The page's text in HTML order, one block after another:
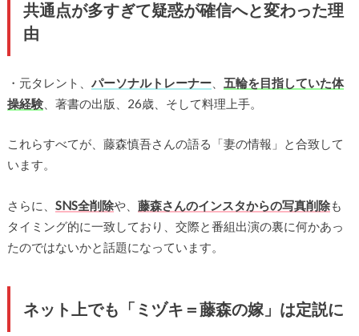
共通点が多すぎて疑惑が確信へと変わった理
由
・元タレント、 パーソナルトレーナー、 五輪を目指していた体
操経験、著書の出版、26歳、そして料理上手。
これらすべてが、藤森慎吾さんの語る「妻の情報」と合致して
います。
さらに、 SNS全削除や、 藤森さんのインスタからの写真削除も
タイミング的に一致しており、交際と番組出演の裏に何かあっ
たのではないかと話題になっています。
ネット上でも「ミヅキ＝藤森の嫁」は定説に